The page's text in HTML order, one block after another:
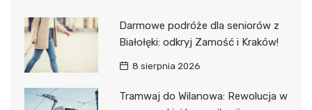
Darmowe podróże dla seniorów z
Białołęki: odkryj Zamość i Kraków!
8 sierpnia 2026
Tramwaj do Wilanowa: Rewolucja w